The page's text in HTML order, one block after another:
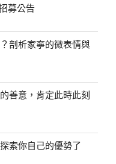
募公告
剖析家寧的微表情與
善意，肯定此時此刻
索你自己的優勢了